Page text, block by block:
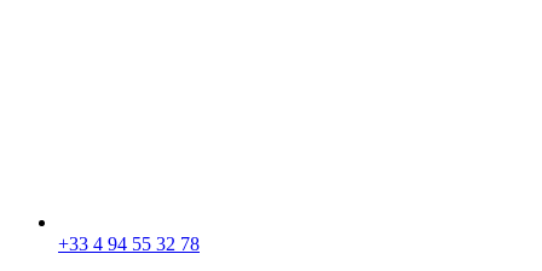
+33 4 94 55 32 78